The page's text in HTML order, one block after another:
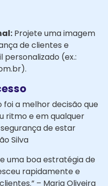
Projete uma imagem
de clientes e
(ex.:
foi a melhor decisão que
ritmo e em qualquer
de estar
Silva
uma boa estratégia de
rapidamente e
– Maria Oliveira